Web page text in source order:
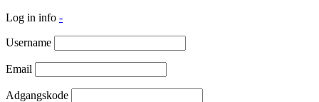
Log in info -
Username
Email
Adgangskode